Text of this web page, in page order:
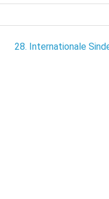
28. Internationale